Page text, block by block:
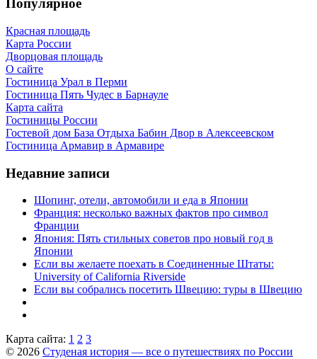
Популярное
Красная площадь
Карта России
Дворцовая площадь
О сайте
Гостиница Урал в Перми
Гостиница Пять Чудес в Барнауле
Карта сайта
Гостиницы России
Гостевой дом База Отдыха Бабин Двор в Алексеевском
Гостиница Армавир в Армавире
Недавние записи
Шопинг, отели, автомобили и еда в Японии
Франция: несколько важных фактов про символ
Франции
Япония: Пять стильных советов про новый год в
Японии
Если вы желаете поехать в Соединенные Штаты:
University of California Riverside
Если вы собрались посетить Швецию: туры в Швецию
Карта сайта: 1 2 3
© 2026 Студеная история — все о путешествиях по России